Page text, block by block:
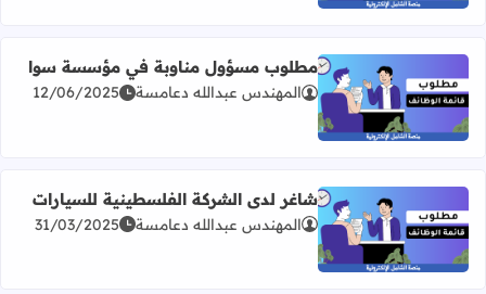
اقرأ المزيد عن مطلوب مسؤول مناوبة في مؤسسة سوا
مطلوب مسؤول مناوبة في مؤسسة سوا
المهندس عبدالله دعامسة 12/06/2025
اقرأ المزيد عن شاغر لدى الشركة الفلسطينية للسيارات
شاغر لدى الشركة الفلسطينية للسيارات
المهندس عبدالله دعامسة 31/03/2025